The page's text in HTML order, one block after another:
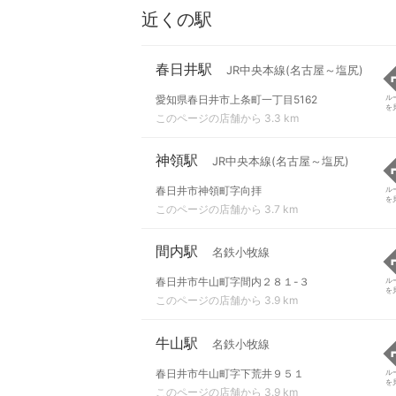
近くの駅
春日井駅 JR中央本線(名古屋～塩尻)
愛知県春日井市上条町一丁目5162
このページの店舗から 3.3 km
ル
を
神領駅 JR中央本線(名古屋～塩尻)
春日井市神領町字向拝
このページの店舗から 3.7 km
ル
を
間内駅 名鉄小牧線
春日井市牛山町字間内２８１-３
このページの店舗から 3.9 km
ル
を
牛山駅 名鉄小牧線
春日井市牛山町字下荒井９５１
このページの店舗から 3.9 km
ル
を